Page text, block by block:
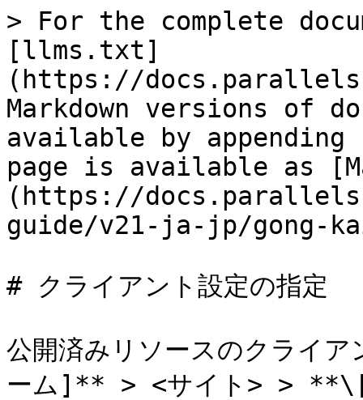
> For the complete
[llms.txt]
(https://
Markdown versions of
available by
page is available as
(https://
guide/v21-ja-jp/gong-
# クライアント設定の指定
公開済みリソースのクライ
ーム]** > <サイト> >